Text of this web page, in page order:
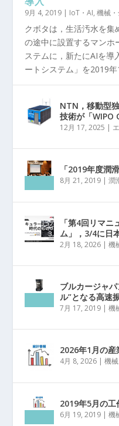
9月 4, 2019 | IoT・AI,機械
クボタは，生活汚水を集
の途中に設置するマンホ
ステムに，新たにAIを導
ートシステム」を2019年
NTN，移動型
技術が「WIPO
12月 17, 2025 |
「2019年度潤
8月 21, 2019 |潤
「第4回リマ
ム」，3/4に日
2月 18, 2026 |機
ブルカージャ
ル”となる高速
7月 17, 2019 |機
2026年1月の
4月 8, 2026 |機
2019年5月の工
6月 19, 2019 |機